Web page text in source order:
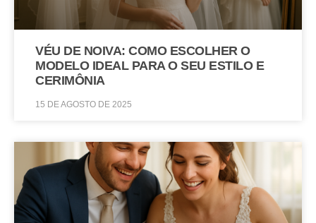
VÉU DE NOIVA: COMO ESCOLHER O
MODELO IDEAL PARA O SEU ESTILO E
CERIMÔNIA
15 DE AGOSTO DE 2025